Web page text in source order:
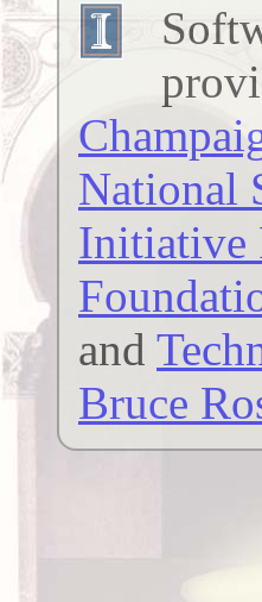
National
Initiative
and
Bruce